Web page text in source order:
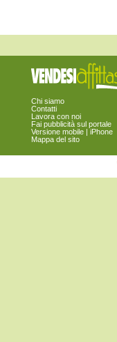
Chi siamo
Contatti
Lavora con noi
Fai pubblicità sul portale
Versione mobile | iPhone
Mappa del sito